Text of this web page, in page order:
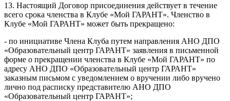
13. Настоящий Договор присоединения действует в течение
всего срока членства в Клубе «Мой ГАРАНТ». Членство в
Клубе «Мой ГАРАНТ» может быть прекращено:
- по инициативе Члена Клуба путем направления АНО ДПО
«Образовательный центр ГАРАНТ» заявления в письменной
форме о прекращении членства в Клубе «Мой ГАРАНТ» по
адресу АНО ДПО «Образовательный центр ГАРАНТ»
заказным письмом с уведомлением о вручении либо вручено
лично под расписку представителю АНО ДПО
«Образовательный центр ГАРАНТ»;